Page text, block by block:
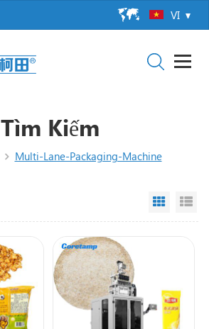
VI
Tìm Kiếm
Multi-Lane-Packaging-Machine
Grid